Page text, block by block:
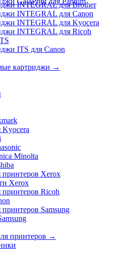
INTEGRAL для Brother
INTEGRAL для Canon
INTEGRAL для Kyocera
INTEGRAL для Ricoh
ITS для Canon
картриджи →
Kyocera
Minolta
принтеров Xerox
Xerox
принтеров Ricoh
принтеров Samsung
принтеров →